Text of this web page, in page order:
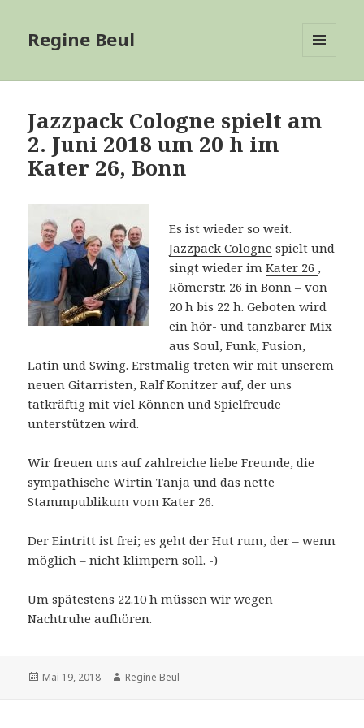
Regine Beul
Jazzpack Cologne spielt am
2. Juni 2018 um 20 h im
Kater 26, Bonn
Es ist wieder so weit.
Jazzpack Cologne spielt und
singt wieder imKater 26 ,
Römerstr. 26 in Bonn – von
20 h bis 22 h. Geboten wird
ein hör- und tanzbarer Mix
aus Soul, Funk, Fusion,
Latin und Swing. Erstmalig treten wir mit unserem
neuen Gitarristen, Ralf Konitzer auf, der uns
tatkräftig mit viel Können und Spielfreude
unterstützen wird.
Wir freuen uns auf zahlreiche liebe Freunde, die
sympathische Wirtin Tanja und das nette
Stammpublikum vom Kater 26.
Der Eintritt ist frei; es geht der Hut rum, der – wenn
möglich – nicht klimpern soll. -)
Um spätestens 22.10 h müssen wir wegen
Nachtruhe aufhören.
Veröffentlicht
Mai 19, 2018 Autor
Regine Beul